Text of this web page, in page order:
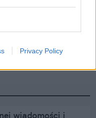
Privacy Policy
(Janówek Pierwszy) |
wiadomości i